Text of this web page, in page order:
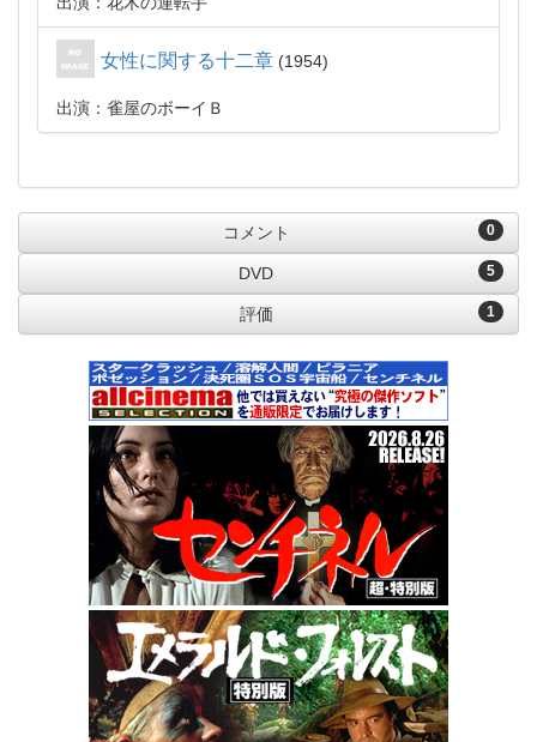
女性に関する十二章 1954
出演：雀屋のボーイＢ
0
コメント
5
DVD
1
評価